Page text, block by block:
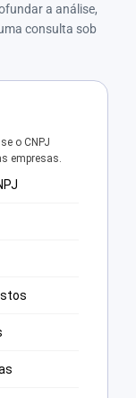
a análise,
consulta sob
o CNPJ
empresas.